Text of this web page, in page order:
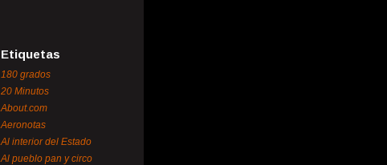
Etiquetas
180 grados
20 Minutos
About.com
Aeronotas
Al interior del Estado
Al pueblo pan y circo